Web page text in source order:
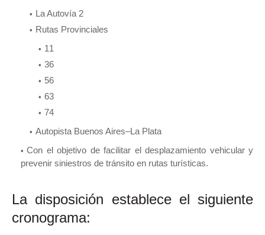
La Autovía 2
Rutas Provinciales
11
36
56
63
74
Autopista Buenos Aires–La Plata
Con el objetivo de facilitar el desplazamiento vehicular y
prevenir siniestros de tránsito en rutas turísticas.
La disposición establece el siguiente
cronograma: